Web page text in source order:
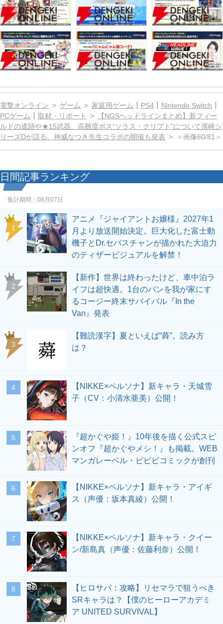
電撃オンライン ゲーム 家庭用ゲーム PS4
Nintendo Switch
PCゲーム
取材・リポート
【NGSヘッドラインまとめ】新フィー
ルドの遺跡や★15武器、高難度ボス“ソラス・クリプト”について濱崎シ
リーズDが語る。神威なつき先生コラボの開催も発表
＜画像60/81＞
日間記事ランキング
集計期間： 08月07日
1
アニメ『ジャイアントお嬢様』2027年1
月より放送開始決定。巨大化した富士動
機子とDr.セバスチャンが描かれた大迫力
のティザービジュアルを解禁！
2
【新作】世界は終わったけど、車中泊ラ
イフは超快適。1台のバンを我が家にす
るコージー終末サバイバル『In the
Van』発表
3
【難読漢字】夏といえば“蕣”。読み方
は？
4
【NIKKE×ペルソナ】新キャラ・天城雪
子（CV：小清水亜美）公開！
5
『超かぐや姫！』10年後を描く公式スピ
ンオフ『超かぐやメシ！』も掲載。WEB
マンガレーベル・ビビビコミックが創刊
6
【NIKKE×ペルソナ】新キャラ・アイギ
ス（声優：坂本真綾）公開！
7
【NIKKE×ペルソナ】新キャラ・クイー
ン/新島真（声優：佐藤利奈）公開！
8
【ヒロサバ：攻略】リセマラで狙うべき
SRキャラは？【僕のヒーローアカデミ
ア UNITED SURVIVAL】